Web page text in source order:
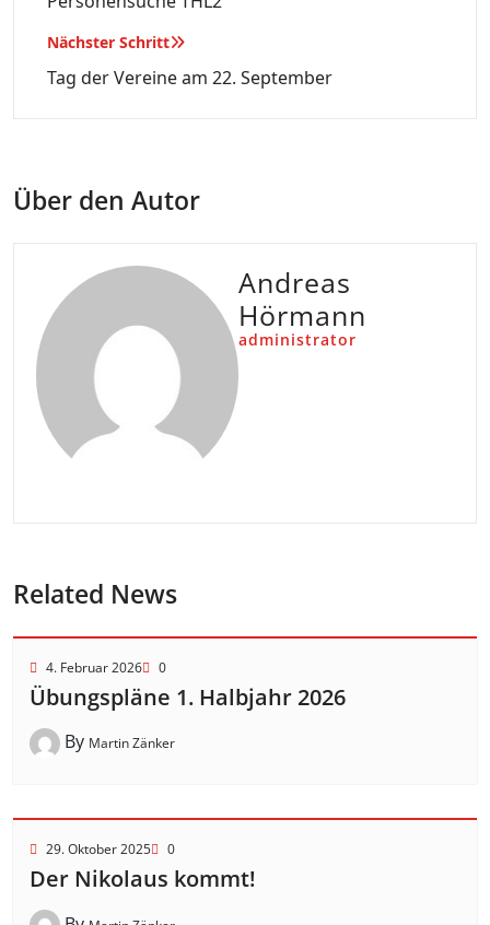
Nächster Schritt
Tag der Vereine am 22. September
Über den Autor
Andreas
Hörmann
administrator
Related News
4. Februar 2026 0
Übungspläne 1. Halbjahr 2026
By Martin Zänker
29. Oktober 2025 0
Der Nikolaus kommt!